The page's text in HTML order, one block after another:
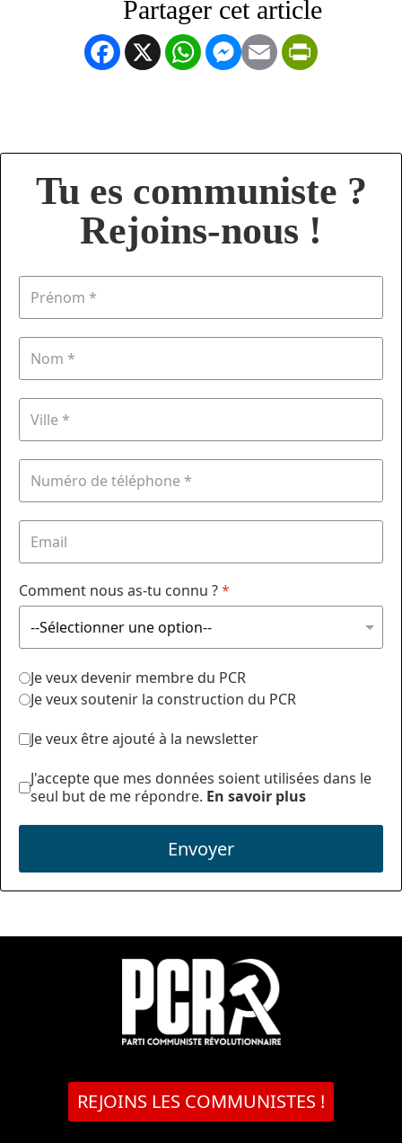
Facebook
X WhatsApp
Messenger
Email
Tu es communiste ?
Rejoins-nous !
Comment nous as-tu connu ?*
Je veux devenir membre du PCR
Je veux soutenir la construction du PCR
Je veux être ajouté à la newsletter
J'accepte que mes données soient utilisées dans le
seul but de me répondre. En savoir plus
Envoyer
REJOINS LES COMMUNISTES !